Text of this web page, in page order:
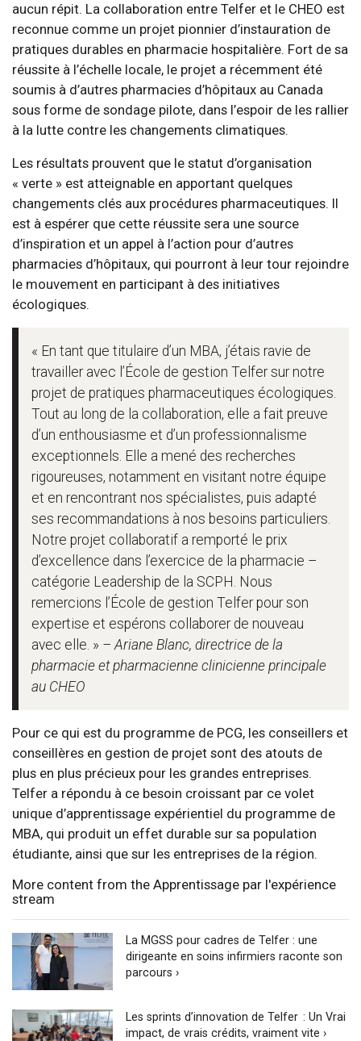
aucun répit. La collaboration entre Telfer et le CHEO est
reconnue comme un projet pionnier d’instauration de
pratiques durables en pharmacie hospitalière. Fort de sa
réussite à l’échelle locale, le projet a récemment été
soumis à d’autres pharmacies d’hôpitaux au Canada
sous forme de sondage pilote, dans l’espoir de les rallier
à la lutte contre les changements climatiques.
Les résultats prouvent que le statut d’organisation
« verte » est atteignable en apportant quelques
changements clés aux procédures pharmaceutiques. Il
est à espérer que cette réussite sera une source
d’inspiration et un appel à l’action pour d’autres
pharmacies d’hôpitaux, qui pourront à leur tour rejoindre
le mouvement en participant à des initiatives
écologiques.
« En tant que titulaire d’un MBA, j’étais ravie de
travailler avec l’École de gestion Telfer sur notre
projet de pratiques pharmaceutiques écologiques.
Tout au long de la collaboration, elle a fait preuve
d’un enthousiasme et d’un professionnalisme
exceptionnels. Elle a mené des recherches
rigoureuses, notamment en visitant notre équipe
et en rencontrant nos spécialistes, puis adapté
ses recommandations à nos besoins particuliers.
Notre projet collaboratif a remporté le prix
d’excellence dans l’exercice de la pharmacie –
catégorie Leadership de la SCPH. Nous
remercions l’École de gestion Telfer pour son
expertise et espérons collaborer de nouveau
avec elle. » – Ariane Blanc, directrice de la
pharmacie et pharmacienne clinicienne principale
au CHEO
Pour ce qui est du programme de PCG, les conseillers et
conseillères en gestion de projet sont des atouts de
plus en plus précieux pour les grandes entreprises.
Telfer a répondu à ce besoin croissant par ce volet
unique d’apprentissage expérientiel du programme de
MBA, qui produit un effet durable sur sa population
étudiante, ainsi que sur les entreprises de la région.
More content from the Apprentissage par l'expérience
stream
La MGSS pour cadres de Telfer : une
dirigeante en soins infirmiers raconte son
parcours ›
Les sprints d’innovation de Telfer : Un Vrai
impact, de vrais crédits, vraiment vite ›